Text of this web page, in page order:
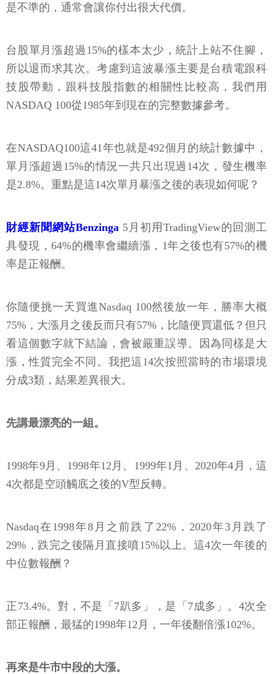
是不準的，通常會讓你付出很大代價。
台股單月漲超過15%的樣本太少，統計上站不住腳，
所以退而求其次。考慮到這波暴漲主要是台積電跟科
技股帶動，跟科技股指數的相關性比較高，我們用
NASDAQ 100從1985年到現在的完整數據參考。
在NASDAQ100這41年也就是492個月的統計數據中，
單月漲超過15%的情況一共只出現過14次，發生機率
是2.8%。重點是這14次單月暴漲之後的表現如何呢？
財經新聞網站Benzinga 5月初用TradingView的回測工
具發現，64%的機率會繼續漲，1年之後也有57%的機
率是正報酬。
你隨便挑一天買進Nasdaq 100然後放一年，勝率大概
75%，大漲月之後反而只有57%，比隨便買還低？但只
看這個數字就下結論，會被嚴重誤導。因為同樣是大
漲，性質完全不同。我把這14次按照當時的市場環境
分成3類，結果差異很大。
先講最漂亮的一組。
1998年9月、1998年12月、1999年1月、2020年4月，這
4次都是空頭觸底之後的V型反轉。
Nasdaq在1998年8月之前跌了22%，2020年3月跌了
29%，跌完之後隔月直接噴15%以上。這4次一年後的
中位數報酬？
正73.4%。對，不是「7趴多」，是「7成多」。4次全
部正報酬，最猛的1998年12月，一年後翻倍漲102%。
再來是牛市中段的大漲。